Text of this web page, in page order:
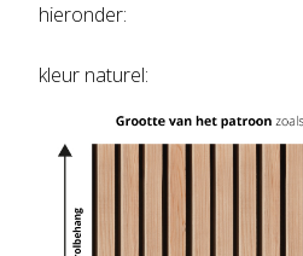
hieronder:
kleur naturel: